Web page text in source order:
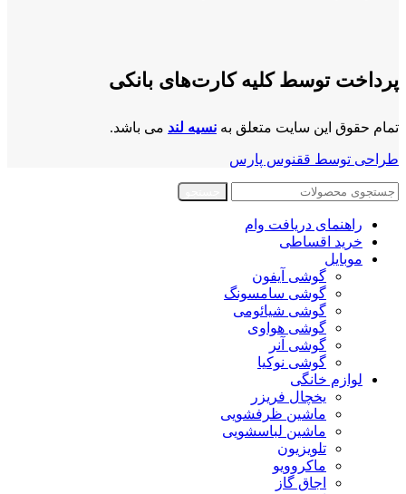
پرداخت توسط کلیه کارت‌های بانکی
تمام حقوق این سایت متعلق به نسیه لند می باشد.
طراحی توسط ققنوس پارس
راهنمای دریافت وام
خرید اقساطی
موبایل
گوشی آیفون
گوشی سامسونگ
گوشی شیائومی
گوشی هواوی
گوشی آنر
گوشی نوکیا
لوازم خانگی
یخچال فریزر
ماشین ظرفشویی
ماشین لباسشویی
تلویزیون
ماکروویو
اجاق گاز